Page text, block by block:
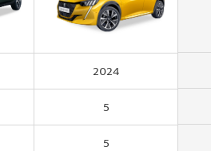
2024
5
5